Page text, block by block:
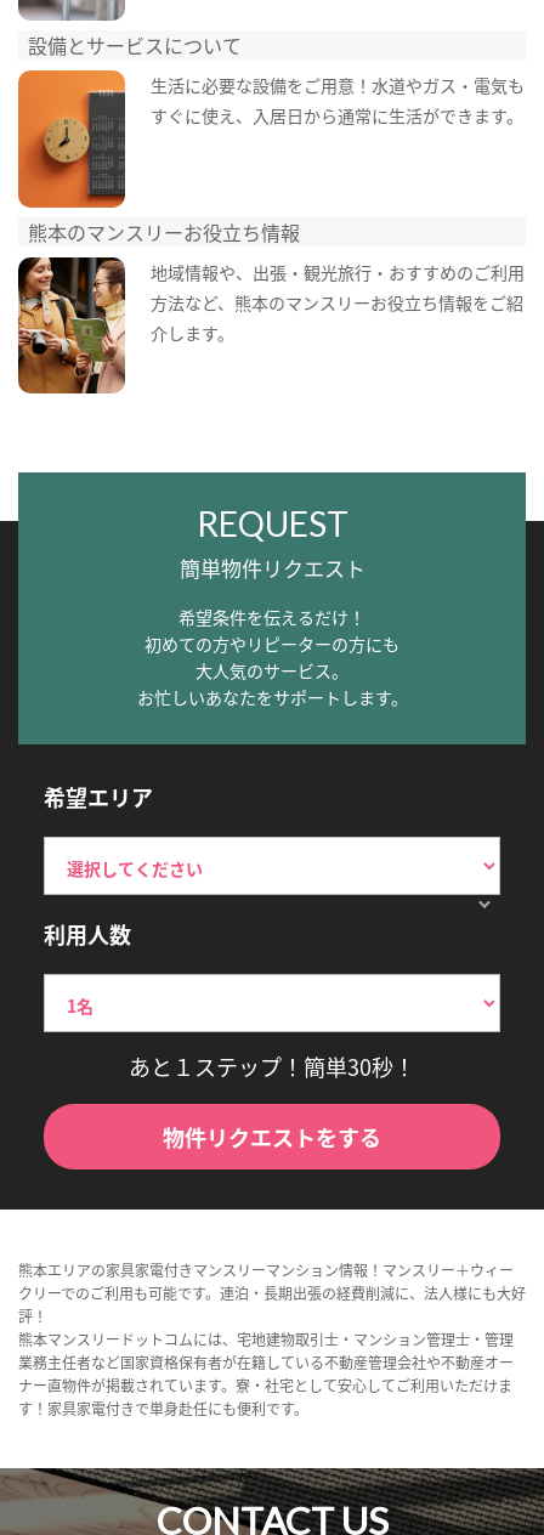
設備とサービスについて
生活に必要な設備をご用意！水道やガス・電気も
すぐに使え、入居日から通常に生活ができます。
熊本のマンスリーお役立ち情報
地域情報や、出張・観光旅行・おすすめのご利用
方法など、熊本のマンスリーお役立ち情報をご紹
介します。
REQUEST
簡単物件リクエスト
希望条件を伝えるだけ！
初めての方やリピーターの方にも
大人気のサービス。
お忙しいあなたをサポートします。
希望エリア
利用人数
あと１ステップ！簡単30秒！
物件リクエストをする
熊本エリアの家具家電付きマンスリーマンション情報！マンスリー＋ウィー
クリーでのご利用も可能です。連泊・長期出張の経費削減に、法人様にも大好
評！
熊本マンスリードットコムには、宅地建物取引士・マンション管理士・管理
業務主任者など国家資格保有者が在籍している不動産管理会社や不動産オー
ナー直物件が掲載されています。寮・社宅として安心してご利用いただけま
す！家具家電付きで単身赴任にも便利です。
CONTACT US